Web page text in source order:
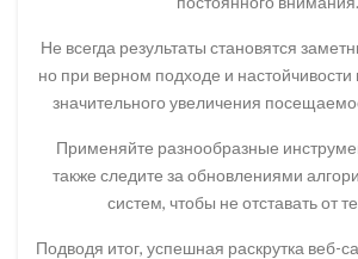
Не всегда результаты становятся
но при верном подходе и
значительного увеличения
Применяйте разнообразные
также следите за обновлениями
систем, чтобы не отставать от
Подводя итог, успешная раскрутка веб-